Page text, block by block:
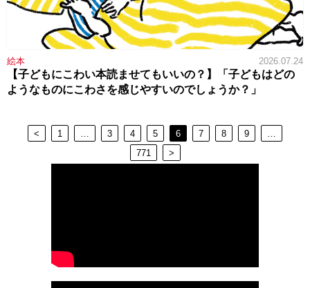
絵本 2026.07.24
【子どもにこわい本読ませてもいいの？】「子どもはどの
ようなものにこわさを感じやすいのでしょうか？」
< 1 3 4 5 6 7 8 9
771
>